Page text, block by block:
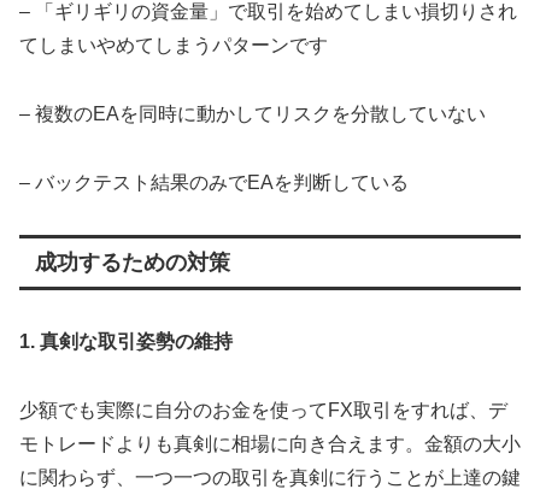
– 「ギリギリの資金量」で取引を始めてしまい損切りされ
てしまいやめてしまうパターンです
– 複数のEAを同時に動かしてリスクを分散していない
– バックテスト結果のみでEAを判断している
成功するための対策
1. 真剣な取引姿勢の維持
少額でも実際に自分のお金を使ってFX取引をすれば、デ
モトレードよりも真剣に相場に向き合えます。金額の大小
に関わらず、一つ一つの取引を真剣に行うことが上達の鍵